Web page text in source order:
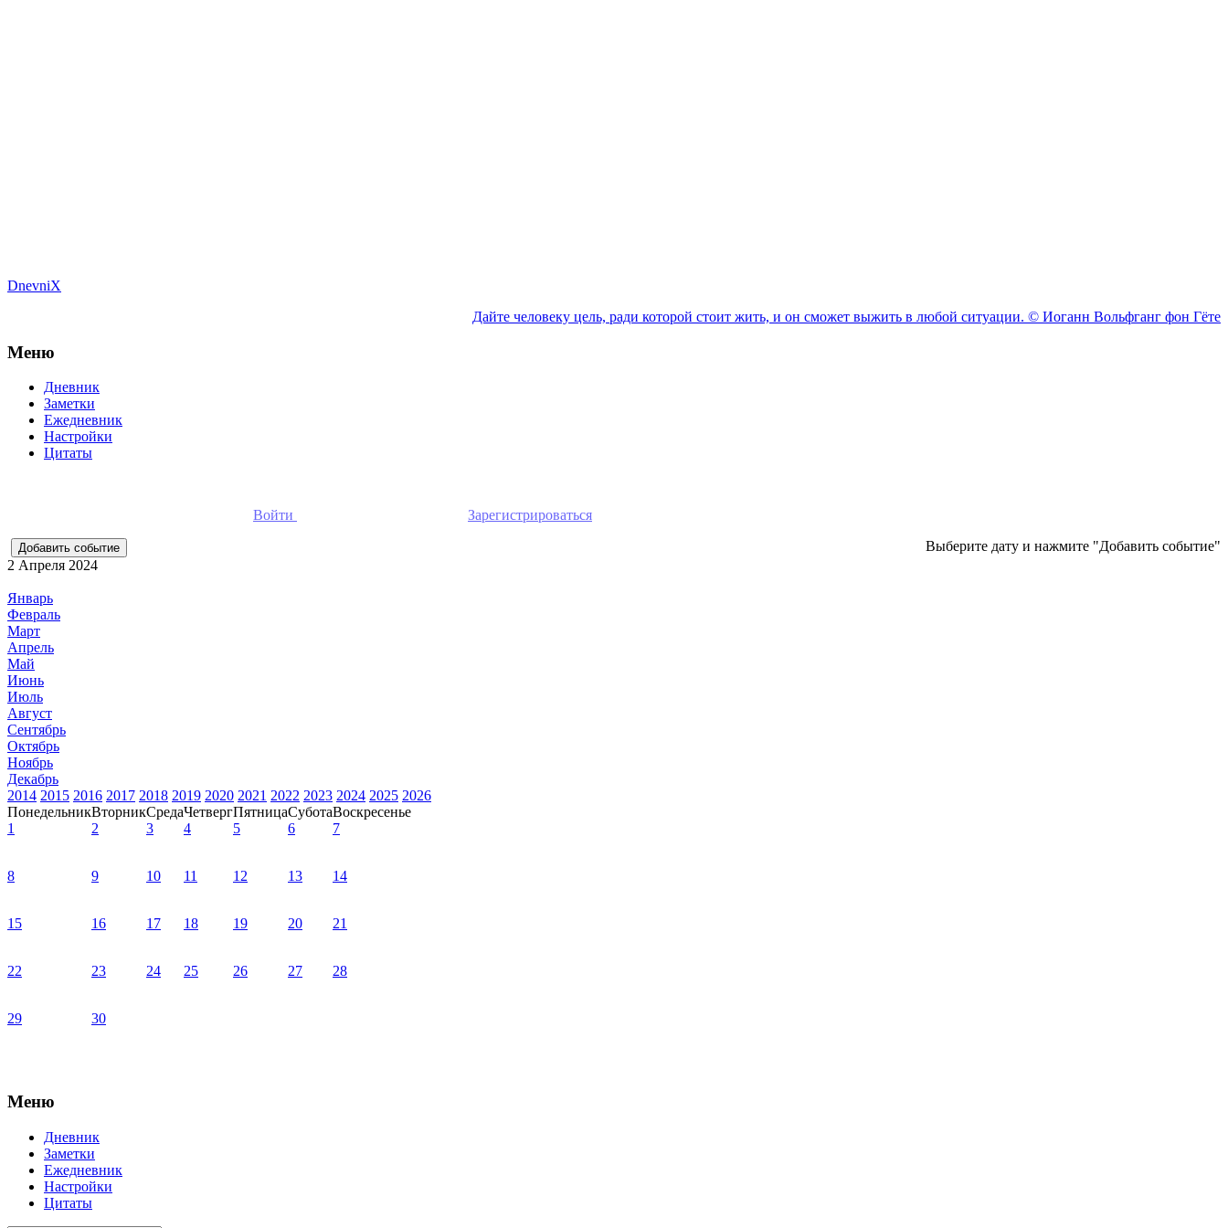
DnevniX
Дайте человеку цель, ради которой стоит жить, и он сможет выжить в любой ситуации. © Иоганн Вольфганг фон Гёте
Меню
Дневник
Заметки
Ежедневник
Настройки
Цитаты
Войти
Зарегистрироваться
Выберите дату и нажмите "Добавить событие"
2 Апреля 2024
Январь
Февраль
Март
Апрель
Май
Июнь
Июль
Август
Сентябрь
Октябрь
Ноябрь
Декабрь
2014 2015 2016 2017 2018 2019 2020 2021 2022 2023 2024 2025 2026
ПонедельникВторникСредаЧетвергПятницаСуботаВоскресенье
1
2 3 4 5 6 7
8 9 10 11 12 13 14
15 16 17 18 19 20 21
22 23 24 25 26 27 28
29 30
Меню
Дневник
Заметки
Ежедневник
Настройки
Цитаты